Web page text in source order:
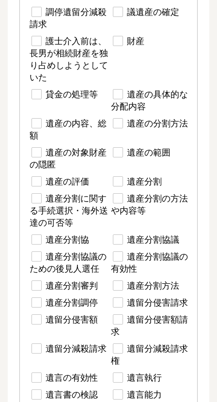
調停遺留分減殺
請求
議遺産の確定
護士介入前は、
長男が相続財産を独
り占めしようとして
いた
財産
貸金の処理等
遺産の具体的な
分配内容
遺産の内容、総
額
遺産の分割方法
遺産の対象財産
の隠匿
遺産の範囲
遺産の評価
遺産分割
遺産分割に関す
る手続選択・海外送
達の可否等
遺産分割の方法
や内容等
遺産分割協
遺産分割協議
遺産分割協議の
ための後見人選任
遺産分割協議の
有効性
遺産分割審判
遺産分割方法
遺産分割調停
遺留分侵害請求
遺留分侵害額
遺留分侵害額請
求
遺留分減殺請求
遺留分減殺請求
権
遺言の有効性
遺言執行
遺言書の検認
遺言能力